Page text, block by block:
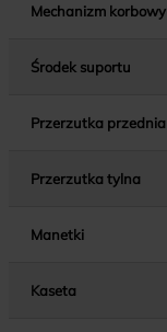
Mechanizm korbowy
Środek suportu
Przerzutka przednia
Przerzutka tylna
Manetki
Kaseta